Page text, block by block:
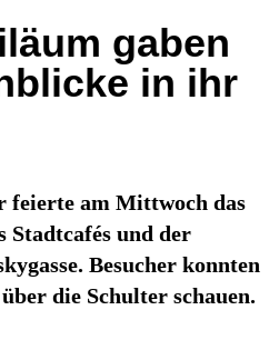
gaben
in ihr
feierte am Mittwoch das
Stadtcafés und der
Besucher konnten
die Schulter schauen.